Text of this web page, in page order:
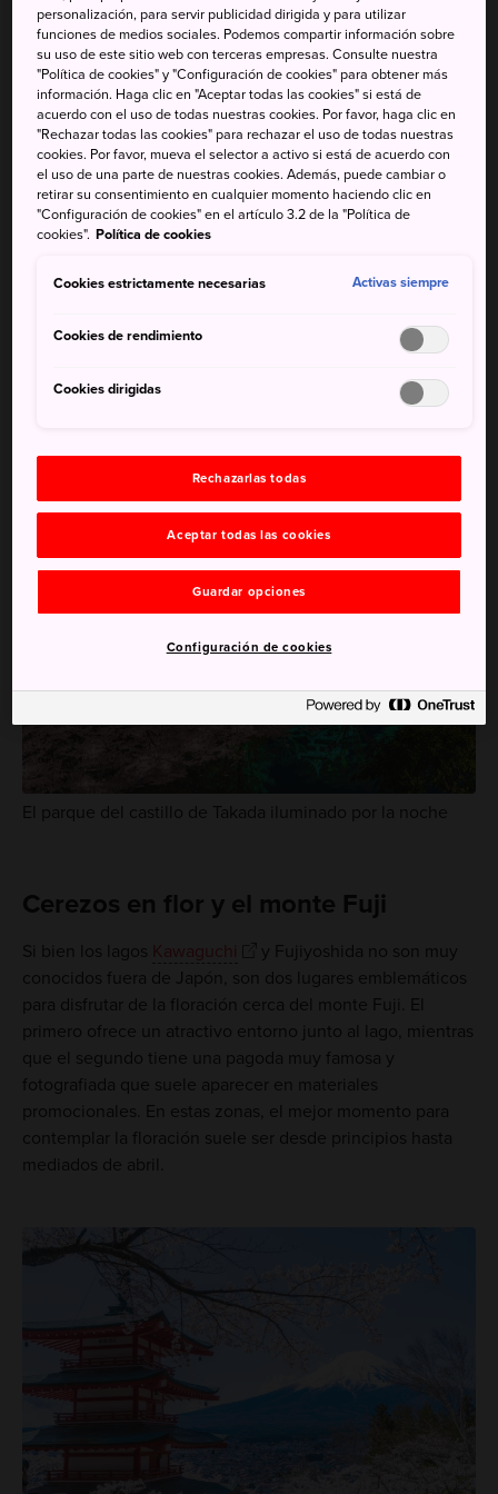
Okinawa
, en el mes de enero, para llegar hasta
Hokkaido
y las zonas de montaña hasta bien entrado el
mes de mayo. Puedes seguir la pista de los cerezos a
medida que hacen su aparición por el país.
Bajo las luces
Elparque del castillo de Takada enNiigata
y el
parque Hirosaki
deAomori
son lugares estupendos
para contemplar la floración nocturna. Se dedica mucho
árboles y los resultados son verdaderamente
especial por sus amplios terrenos del castillo y su
Takada a principios o mediados de abril y, a finales de
El parque del castillo de Takada iluminado por la noche
Cerezos en flor y el monte Fuji
Si bien los lagos Kawaguchi
y Fujiyoshida no son muy
conocidos fuera de Japón, son dos lugares emblemáticos
para disfrutar de la floración cerca del monte Fuji. El
primero ofrece un atractivo entorno junto al lago, mientras
que el segundo tiene una pagoda muy famosa y
fotografiada que suele aparecer en materiales
promocionales. En estas zonas, el mejor momento para
contemplar la floración suele ser desde principios hasta
mediados de abril.
personalización, para servir publicidad dirigida y para utilizar
funciones de medios sociales. Podemos compartir información sobre
su uso de este sitio web con terceras empresas. Consulte nuestra
"Política de cookies" y "Configuración de cookies" para obtener más
información. Haga clic en "Aceptar todas las cookies" si está de
acuerdo con el uso de todas nuestras cookies. Por favor, haga clic en
"Rechazar todas las cookies" para rechazar el uso de todas nuestras
cookies. Por favor, mueva el selector a activo si está de acuerdo con
el uso de una parte de nuestras cookies. Además, puede cambiar o
retirar su consentimiento en cualquier momento haciendo clic en
"Configuración de cookies" en el artículo 3.2 de la "Política de
cookies". Política de cookies
Cookies estrictamente necesarias Activas siempre
Cookies de rendimiento
Cookies dirigidas
Rechazarlas todas
Aceptar todas las cookies
Guardar opciones
Configuración de cookies